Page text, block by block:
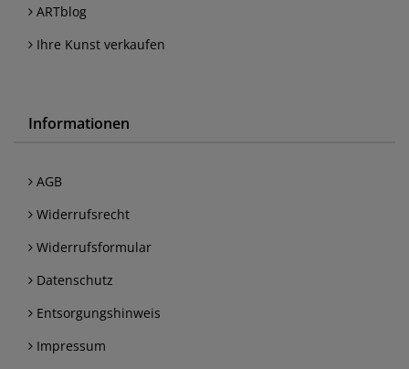
ARTblog
Ihre Kunst verkaufen
Informationen
AGB
Widerrufsrecht
Widerrufsformular
Datenschutz
Entsorgungshinweis
Impressum